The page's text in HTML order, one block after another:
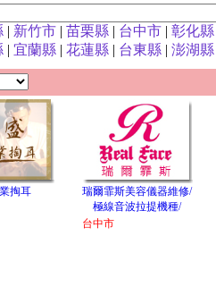
| 新竹市 | 苗栗縣 | 台中市 | 彰化縣
| 宜蘭縣 | 花蓮縣 | 台東縣 | 澎湖縣
掏耳
瑞爾霏斯美容儀器維修/
極線音波拉提機種/
台中市